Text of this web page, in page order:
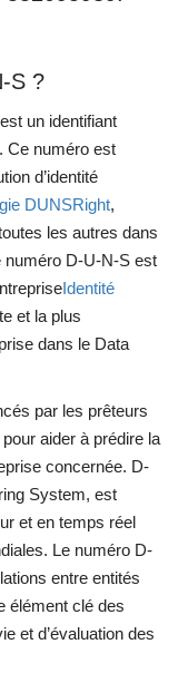
S ?
un identifiant
Ce numéro est
d’identité
DUNSRight,
les autres dans
numéro D-U-N-S est
Identité
et la plus
dans le Data
par les prêteurs
aider à prédire la
concernée. D-
System, est
et en temps réel
Le numéro D-
entre entités
élément clé des
et d’évaluation des